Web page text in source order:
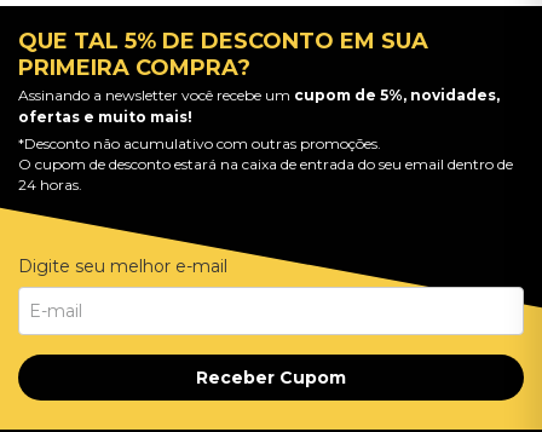
QUE TAL 5% DE DESCONTO EM SUA
PRIMEIRA COMPRA?
Assinando a newsletter você recebe um cupom de 5%, novidades,
ofertas e muito mais!
*Desconto não acumulativo com outras promoções.
O cupom de desconto estará na caixa de entrada do seu email dentro de
24 horas.
Digite seu melhor e-mail
Receber Cupom